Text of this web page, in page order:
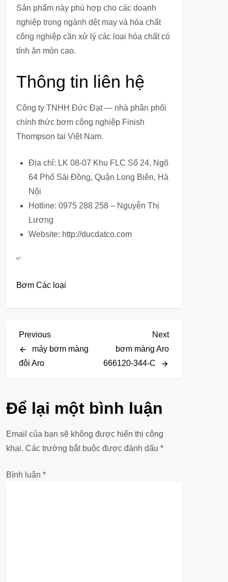
Sản phẩm này phù hợp cho các doanh
nghiệp trong ngành dệt may và hóa chất
công nghiệp cần xử lý các loại hóa chất có
tính ăn mòn cao.
Thông tin liên hệ
Công ty TNHH Đức Đạt — nhà phân phối
chính thức bơm công nghiệp Finish
Thompson tại Việt Nam.
Địa chỉ: LK 08-07 Khu FLC Số 24, Ngõ
64 Phố Sài Đồng, Quận Long Biên, Hà
Nội
Hotline: 0975 288 258 – Nguyễn Thị
Lương
Website: http://ducdatco.com
“`
Bơm Các loại
Đ
i
u
h
ư
ớ
Previous
Post
Previous
máy bơm màng
đôi Aro
Next
Post
Next
bơm màng Aro
666120-344-C
Để lại một bình luận
Email của bạn sẽ không được hiển thị công
khai. Các trường bắt buộc được đánh dấu *
Bình luận *